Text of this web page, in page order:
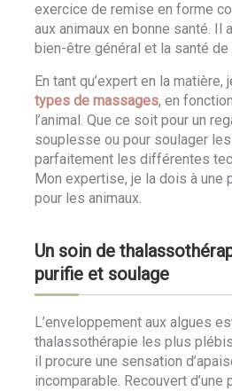
exercice de remise en forme
aux animaux en bonne santé. Il
bien-être général et la santé de
En tant qu’expert en la matière,
types de massages, en
l’animal. Que ce soit pour un
souplesse ou pour soulager
parfaitement les différentes
Mon expertise, je la dois à une
pour les animaux.
Un soin de
purifie et soulage
L’enveloppement aux algues
thalassothérapie les plus
il procure une sensation
incomparable. Recouvert d’une